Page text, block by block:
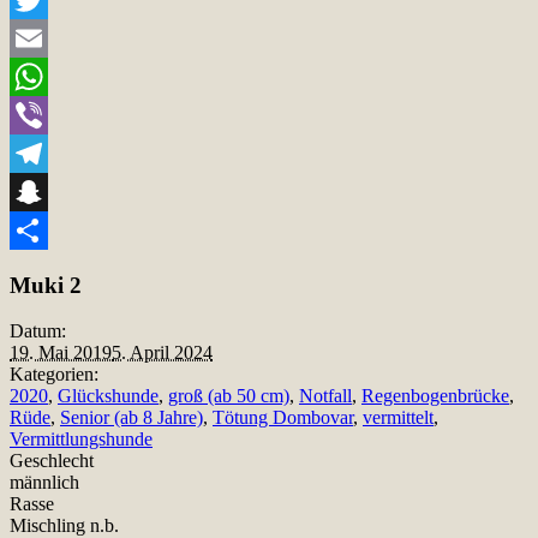
Twitter
Email
WhatsApp
Viber
Telegram
Snapchat
Muki 2
Datum:
19. Mai 20195. April 2024
Kategorien:
2020, Glückshunde, groß (ab 50 cm), Notfall, Regenbogenbrücke,
Rüde, Senior (ab 8 Jahre), Tötung Dombovar, vermittelt,
Vermittlungshunde
Geschlecht
männlich
Rasse
Mischling n.b.